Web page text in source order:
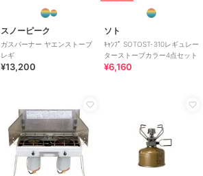
スノーピーク
ガスバーナー ヤエンストーブ
レギ
¥13,200
ソト
ｷｬﾝﾌﾟ SOTOST-310レギュレー
ターストーブカラー4点セット
¥6,160